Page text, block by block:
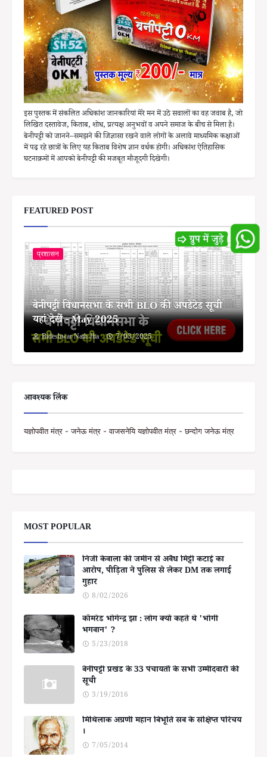
इस पुस्तक में संकलित अधिकांश जानकारियां मेरे मन में उठे सवालों का वह जवाब है, जो
लिखित दस्तावेज, किताब, शोध, प्रत्यक्ष अनुभवों व अपने समाज के बीच से मिला है।
बेनीपट्टी को जानने–समझने की जिज्ञासा रखने वाले लोगों के अलावे माध्यमिक कक्षाओं
में पढ़ रहे छात्रों के लिए यह किताब विशेष ज्ञान वर्धक होगी। अधिकांश ऐतिहासिक
घटनाक्रमों में आपको बेनीपट्टी की मजबूत मौजूदगी दिखेगी।
FEATURED POST
प्रशासन
बेनीपट्टी विधानसभा के सभी BLO की अपडेटेड सूची
यहां देखें - May 2025
Bideshwar Nath Jha 7/03/2025
आवश्यक लिंक
यज्ञोपवीत मंत्र - जनेऊ मंत्र - वाजसनेयि यज्ञोपवीत मंत्र - छन्दोग जनेऊ मंत्र
MOST POPULAR
निजी केवाला की जमीन से अवैध मिट्टी कटाई का
आरोप, पीड़िता ने पुलिस से लेकर DM तक लगाई
गुहार
8/02/2026
कॉमरेड भोगेन्द्र झा : लोग क्यों कहते थे 'भोगी
भगवान' ?
5/23/2018
बेनीपट्टी प्रखंड के 33 पंचायतों के सभी उम्मीदवारों की
सूची
3/19/2016
मिथिलाक अग्रणी महान बिभूति सब के संक्षिप्त परिचय
।
7/05/2014